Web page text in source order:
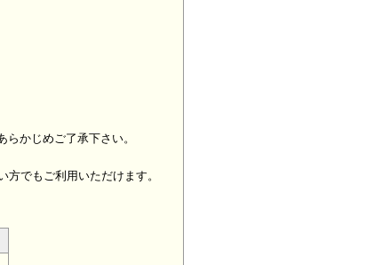
かじめご了承下さい。
でもご利用いただけます。